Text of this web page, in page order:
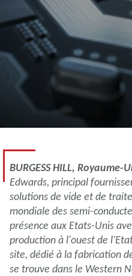
BURGESS HILL,
Edwards, principal
solutions de vide et de
mondiale des semi-
présence aux Etats-Unis
production à l'ouest de
site, dédié à la fabrication
se trouve dans le Western